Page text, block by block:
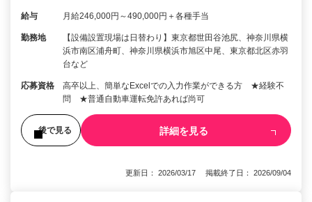
給与 月給246,000円～490,000円＋各種手当
勤務地
【設備設置現場は日替わり】東京都世田谷池尻、神奈川県横
浜市南区浦舟町、神奈川県横浜市旭区中尾、東京都北区赤羽
台など
応募資格
高卒以上、簡単なExcelでの入力作業ができる方 ★経験不
問 ★普通自動車運転免許あれば尚可
後で見る 詳細を見る
更新日： 2026/03/17 掲載終了日： 2026/09/04